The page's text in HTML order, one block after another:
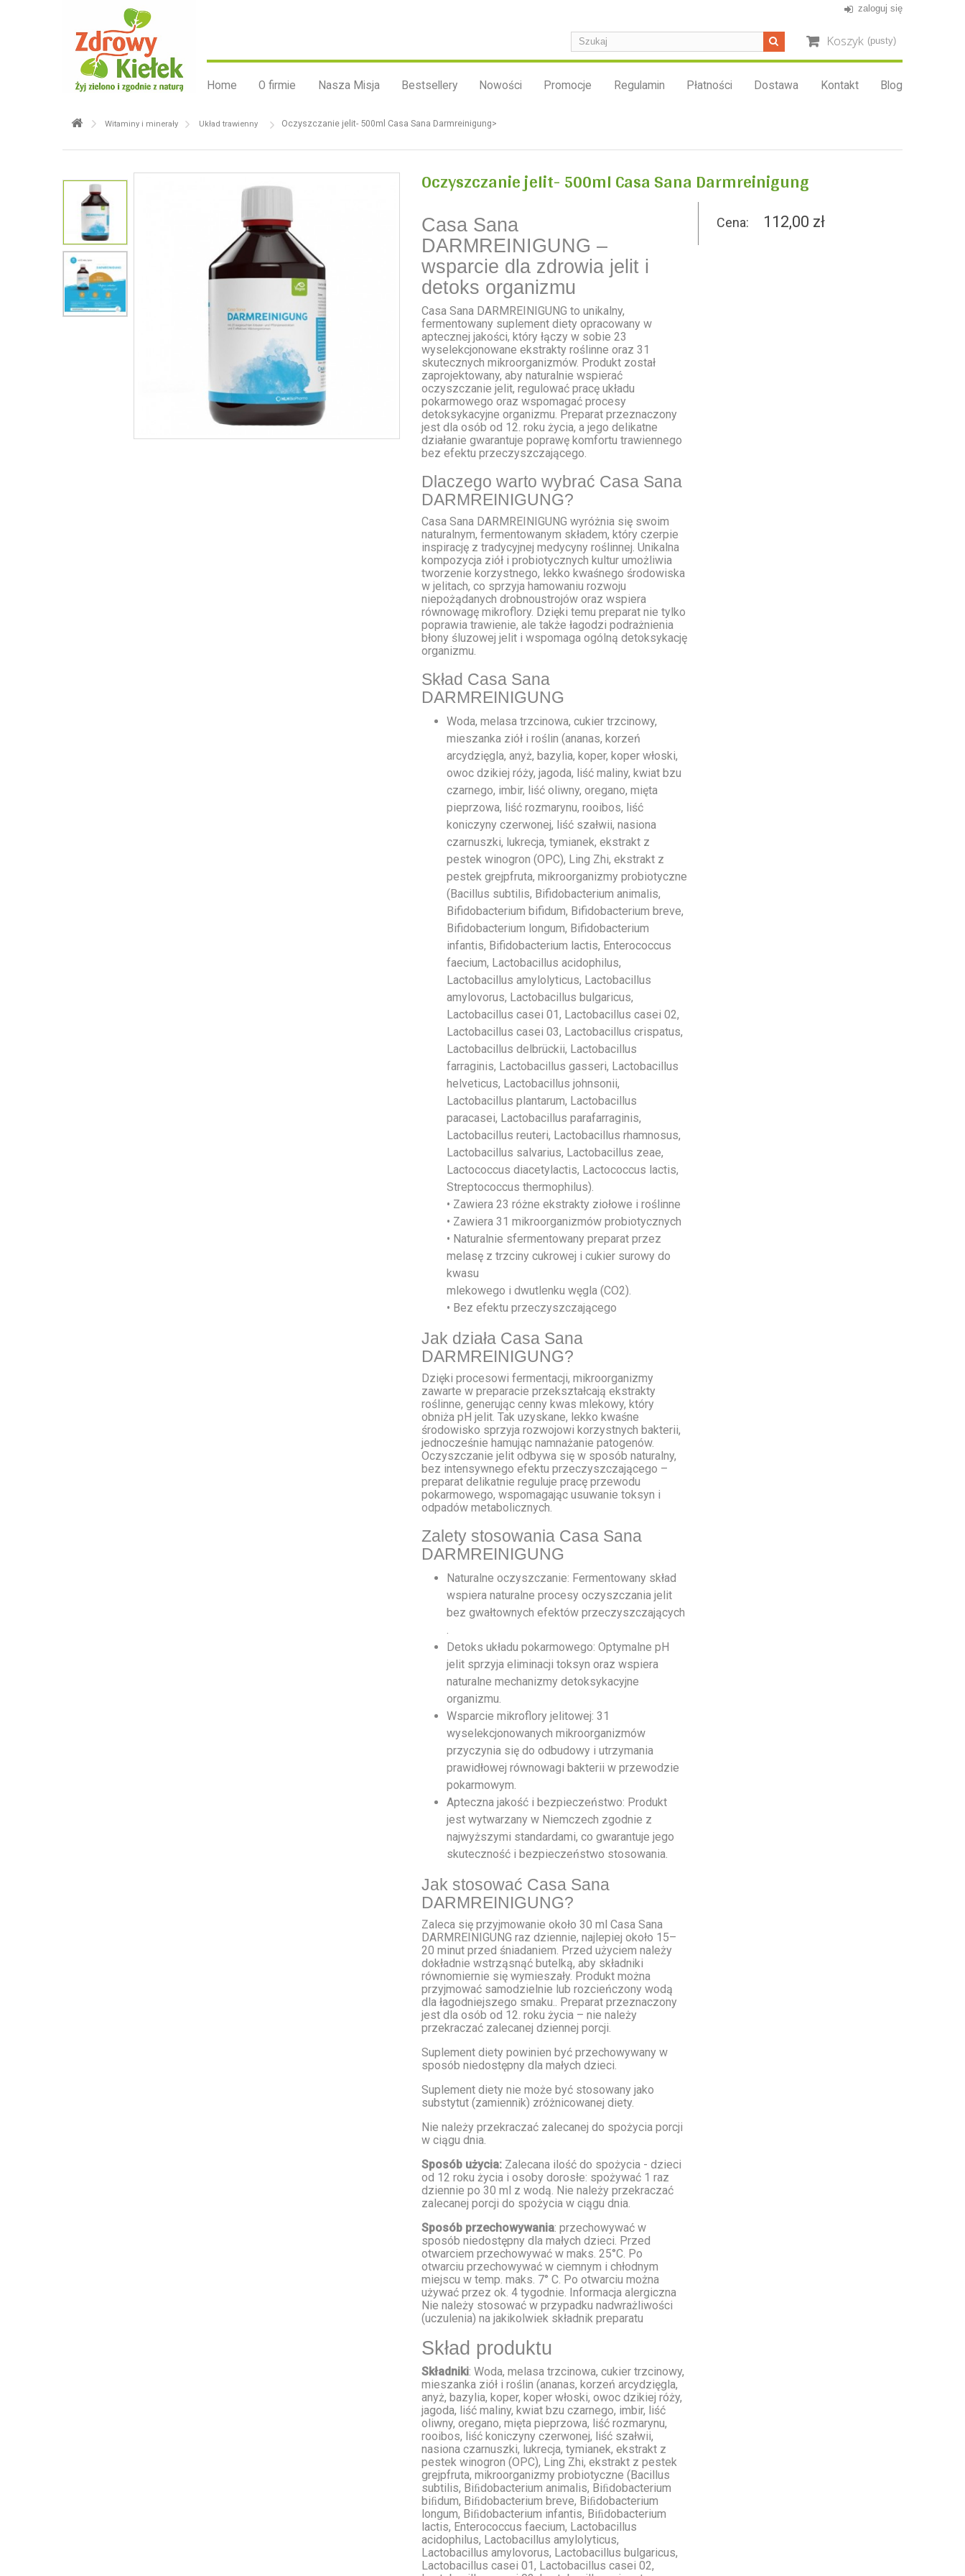
zaloguj się
Koszyk (pusty)
Home O firmie Nasza Misja Bestsellery Nowości Promocje Regulamin Płatności Dostawa Kontakt Blog
Witaminy i minerały Układ trawienny Oczyszczanie jelit- 500ml Casa Sana Darmreinigung>
Oczyszczanie jelit- 500ml Casa Sana Darmreinigung
Casa Sana
DARMREINIGUNG –
wsparcie dla zdrowia jelit i
detoks organizmu
Casa Sana DARMREINIGUNG to unikalny,
fermentowany suplement diety opracowany w
aptecznej jakości, który łączy w sobie 23
wyselekcjonowane ekstrakty roślinne oraz 31
skutecznych mikroorganizmów. Produkt został
zaprojektowany, aby naturalnie wspierać
oczyszczanie jelit, regulować pracę układu
pokarmowego oraz wspomagać procesy
detoksykacyjne organizmu. Preparat przeznaczony
jest dla osób od 12. roku życia, a jego delikatne
działanie gwarantuje poprawę komfortu trawiennego
bez efektu przeczyszczającego.
Dlaczego warto wybrać Casa Sana
DARMREINIGUNG?
Casa Sana DARMREINIGUNG wyróżnia się swoim
naturalnym, fermentowanym składem, który czerpie
inspirację z tradycyjnej medycyny roślinnej. Unikalna
kompozycja ziół i probiotycznych kultur umożliwia
tworzenie korzystnego, lekko kwaśnego środowiska
w jelitach, co sprzyja hamowaniu rozwoju
niepożądanych drobnoustrojów oraz wspiera
równowagę mikroflory. Dzięki temu preparat nie tylko
poprawia trawienie, ale także łagodzi podrażnienia
błony śluzowej jelit i wspomaga ogólną detoksykację
organizmu.
Skład Casa Sana
DARMREINIGUNG
Woda, melasa trzcinowa, cukier trzcinowy,
mieszanka ziół i roślin (ananas, korzeń
arcydzięgla, anyż, bazylia, koper, koper włoski,
owoc dzikiej róży, jagoda, liść maliny, kwiat bzu
czarnego, imbir, liść oliwny, oregano, mięta
pieprzowa, liść rozmarynu, rooibos, liść
koniczyny czerwonej, liść szałwii, nasiona
czarnuszki, lukrecja, tymianek, ekstrakt z
pestek winogron (OPC), Ling Zhi, ekstrakt z
pestek grejpfruta, mikroorganizmy probiotyczne
(Bacillus subtilis, Bifidobacterium animalis,
Bifidobacterium bifidum, Bifidobacterium breve,
Bifidobacterium longum, Bifidobacterium
infantis, Bifidobacterium lactis, Enterococcus
faecium, Lactobacillus acidophilus,
Lactobacillus amylolyticus, Lactobacillus
amylovorus, Lactobacillus bulgaricus,
Lactobacillus casei 01, Lactobacillus casei 02,
Lactobacillus casei 03, Lactobacillus crispatus,
Lactobacillus delbrückii, Lactobacillus
farraginis, Lactobacillus gasseri, Lactobacillus
helveticus, Lactobacillus johnsonii,
Lactobacillus plantarum, Lactobacillus
paracasei, Lactobacillus parafarraginis,
Lactobacillus reuteri, Lactobacillus rhamnosus,
Lactobacillus salvarius, Lactobacillus zeae,
Lactococcus diacetylactis, Lactococcus lactis,
Streptococcus thermophilus).
• Zawiera 23 różne ekstrakty ziołowe i roślinne
• Zawiera 31 mikroorganizmów probiotycznych
• Naturalnie sfermentowany preparat przez
melasę z trzciny cukrowej i cukier surowy do
kwasu
mlekowego i dwutlenku węgla (CO2).
• Bez efektu przeczyszczającego
Jak działa Casa Sana
DARMREINIGUNG?
Dzięki procesowi fermentacji, mikroorganizmy
zawarte w preparacie przekształcają ekstrakty
roślinne, generując cenny kwas mlekowy, który
obniża pH jelit. Tak uzyskane, lekko kwaśne
środowisko sprzyja rozwojowi korzystnych bakterii,
jednocześnie hamując namnażanie patogenów.
Oczyszczanie jelit odbywa się w sposób naturalny,
bez intensywnego efektu przeczyszczającego –
preparat delikatnie reguluje pracę przewodu
pokarmowego, wspomagając usuwanie toksyn i
odpadów metabolicznych.
Zalety stosowania Casa Sana
DARMREINIGUNG
Naturalne oczyszczanie: Fermentowany skład
wspiera naturalne procesy oczyszczania jelit
bez gwałtownych efektów przeczyszczających
.
Detoks układu pokarmowego: Optymalne pH
jelit sprzyja eliminacji toksyn oraz wspiera
naturalne mechanizmy detoksykacyjne
organizmu.
Wsparcie mikroflory jelitowej: 31
wyselekcjonowanych mikroorganizmów
przyczynia się do odbudowy i utrzymania
prawidłowej równowagi bakterii w przewodzie
pokarmowym.
Apteczna jakość i bezpieczeństwo: Produkt
jest wytwarzany w Niemczech zgodnie z
najwyższymi standardami, co gwarantuje jego
skuteczność i bezpieczeństwo stosowania.
Jak stosować Casa Sana
DARMREINIGUNG?
Zaleca się przyjmowanie około 30 ml Casa Sana
DARMREINIGUNG raz dziennie, najlepiej około 15–
20 minut przed śniadaniem. Przed użyciem należy
dokładnie wstrząsnąć butelką, aby składniki
równomiernie się wymieszały. Produkt można
przyjmować samodzielnie lub rozcieńczony wodą
dla łagodniejszego smaku.. Preparat przeznaczony
jest dla osób od 12. roku życia – nie należy
przekraczać zalecanej dziennej porcji.
Suplement diety powinien być przechowywany w
sposób niedostępny dla małych dzieci.
Suplement diety nie może być stosowany jako
substytut (zamiennik) zróżnicowanej diety.
Nie należy przekraczać zalecanej do spożycia porcji
w ciągu dnia.
Sposób użycia: Zalecana ilość do spożycia - dzieci
od 12 roku życia i osoby dorosłe: spożywać 1 raz
dziennie po 30 ml z wodą. Nie należy przekraczać
zalecanej porcji do spożycia w ciągu dnia.
Sposób przechowywania: przechowywać w
sposób niedostępny dla małych dzieci. Przed
otwarciem przechowywać w maks. 25°C. Po
otwarciu przechowywać w ciemnym i chłodnym
miejscu w temp. maks. 7° C. Po otwarciu można
używać przez ok. 4 tygodnie. Informacja alergiczna
Nie należy stosować w przypadku nadwrażliwości
(uczulenia) na jakikolwiek składnik preparatu
Skład produktu
Składniki: Woda, melasa trzcinowa, cukier trzcinowy,
mieszanka ziół i roślin (ananas, korzeń arcydzięgla,
anyż, bazylia, koper, koper włoski, owoc dzikiej róży,
jagoda, liść maliny, kwiat bzu czarnego, imbir, liść
oliwny, oregano, mięta pieprzowa, liść rozmarynu,
rooibos, liść koniczyny czerwonej, liść szałwii,
nasiona czarnuszki, lukrecja, tymianek, ekstrakt z
pestek winogron (OPC), Ling Zhi, ekstrakt z pestek
grejpfruta, mikroorganizmy probiotyczne (Bacillus
subtilis, Biﬁdobacterium animalis, Biﬁdobacterium
biﬁdum, Biﬁdobacterium breve, Biﬁdobacterium
longum, Biﬁdobacterium infantis, Biﬁdobacterium
lactis, Enterococcus faecium, Lactobacillus
acidophilus, Lactobacillus amylolyticus,
Lactobacillus amylovorus, Lactobacillus bulgaricus,
Lactobacillus casei 01, Lactobacillus casei 02,
Cena: 112,00 zł